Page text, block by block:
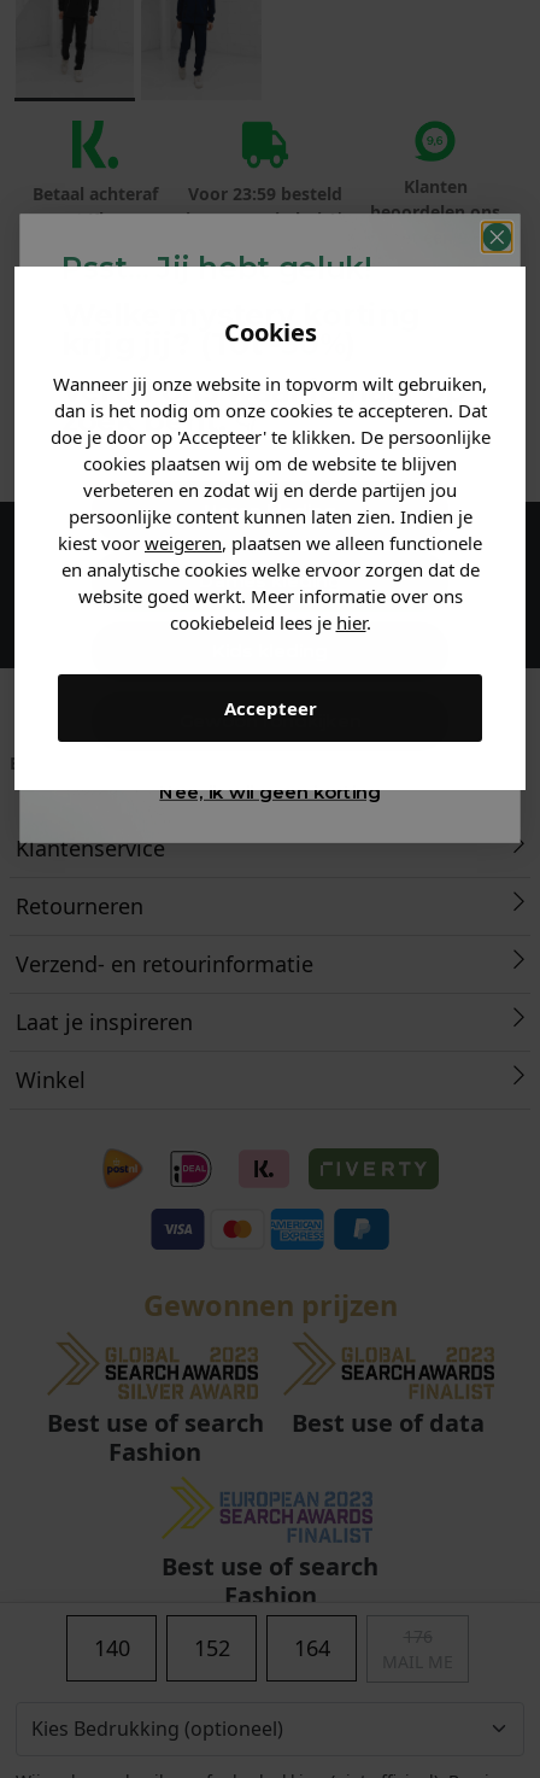
Cookies
Wanneer jij onze website in topvorm wilt gebruiken,
dan is het nodig om onze cookies te accepteren. Dat
doe je door op 'Accepteer' te klikken. De persoonlijke
cookies plaatsen wij om de website te blijven
verbeteren en zodat wij en derde partijen jou
persoonlijke content kunnen laten zien. Indien je
kiest voor weigeren, plaatsen we alleen functionele
en analytische cookies welke ervoor zorgen dat de
website goed werkt. Meer informatie over ons
cookiebeleid lees je hier.
Accepteer
140 152 164
Betaal achteraf
met Klarna
Voor 23:59 besteld
is morgen in huis!*
Klanten
beoordelen ons
met een 9,6!
ANDERE BESTELDEN OOK
Maak een account aan en ontvang 5%
korting op je eerste bestelling!
Betaal achteraf met
Klarna
is morgen in huis!*
ons met een 9,6!
Klantenservice
Retourneren
Verzend- en retourinformatie
Laat je inspireren
Winkel
Gewonnen prijzen
Best use of search
Fashion
Best use of data
Best use of search
Fashion
Psst... Jij hebt geluk!
Welke mystery
krijg jij? (Tot-30%
Vertel ons waar je naar op
zoek bent. 👇
Heren kleding
Dames kleding
Gewoon rondkijken
Nee, ik wil geen korting